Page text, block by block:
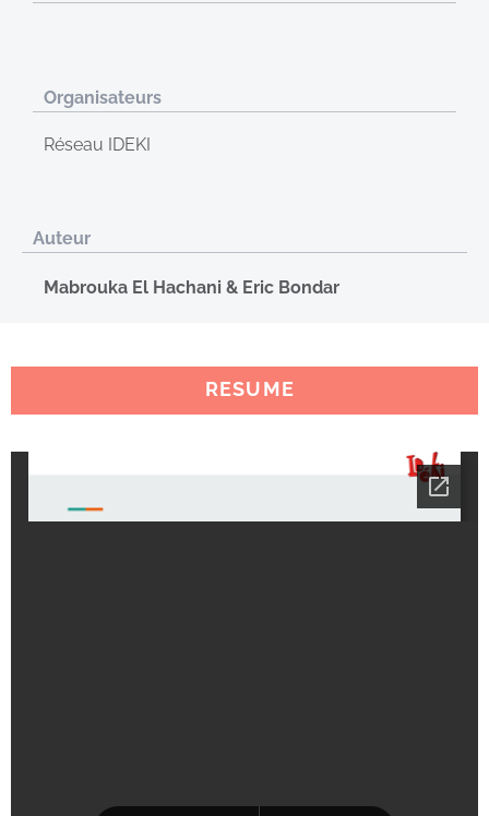
Organisateurs
Réseau IDEKI
Auteur
Mabrouka El Hachani & Eric Bondar
RESUME